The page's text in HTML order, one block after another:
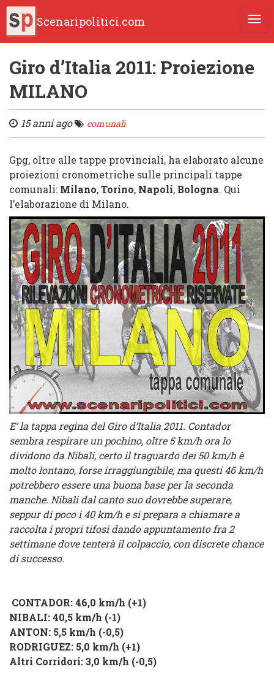
Scenaripolitici.com
Giro d’Italia 2011: Proiezione
MILANO
15 anni ago comunali
Gpg, oltre alle tappe provinciali, ha elaborato alcune
proiezioni cronometriche sulle principali tappe
comunali: Milano,Torino, Napoli, Bologna. Qui
l’elaborazione di Milano.
E’ la tappa regina del Giro d’Italia 2011. Contador
sembra respirare un pochino, oltre 5 km/h ora lo
dividono da Nibali, certo il traguardo dei 50 km/h è
molto lontano, forse irraggiungibile, ma questi 46 km/h
potrebbero essere una buona base per la seconda
manche. Nibali dal canto suo dovrebbe superare,
seppur di poco i 40 km/h e si prepara a chiamare a
raccolta i propri tifosi dando appuntamento fra 2
settimane dove tenterà il colpaccio, con discrete chance
di successo.
CONTADOR: 46,0 km/h (+1)
NIBALI: 40,5 km/h (-1)
ANTON: 5,5 km/h (-0,5)
RODRIGUEZ: 5,0 km/h (+1)
Altri Corridori: 3,0 km/h (-0,5)